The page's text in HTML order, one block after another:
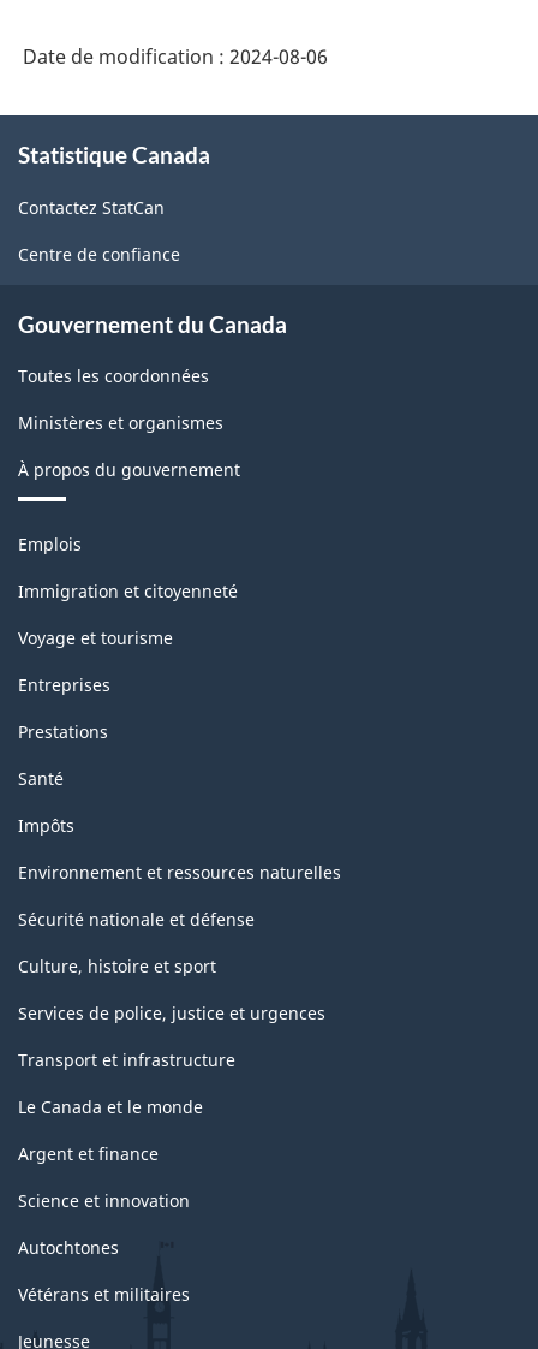
industries
l'Amérique
du
Nord
(SCIAN)
2022
-
Structure
la
classification
Date de modification : 2024-08-06
propos
ce
site
Statistique Canada
Contactez StatCan
Centre de confiance
Gouvernement du Canada
Toutes les coordonnées
Ministères et organismes
À propos du gouvernement
Thèmes
sujets
Emplois
Immigration et citoyenneté
Voyage et tourisme
Entreprises
Prestations
Santé
Impôts
Environnement et ressources naturelles
Sécurité nationale et défense
Culture, histoire et sport
Services de police, justice et urgences
Transport et infrastructure
Le Canada et le monde
Argent et finance
Science et innovation
Autochtones
Vétérans et militaires
Jeunesse